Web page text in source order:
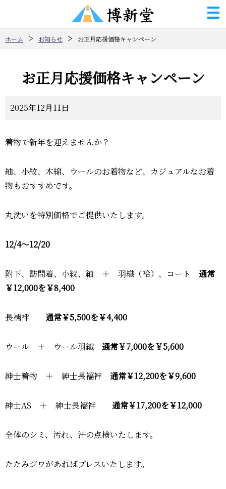
ホーム お知らせ お正月応援価格キャンペーン
お正月応援価格キャンペーン
2025年12月11日
着物で新年を迎えませんか？
紬、小紋、木綿、ウールのお着物など、カジュアルなお着
物もおすすめです。
丸洗いを特別価格でご提供いたします。
12/4～12/20
附下、訪問着、小紋、紬 ＋ 羽織（袷）、コート 通常
￥12,000を￥8,400
長襦袢 通常￥5,500を￥4,400
ウール ＋ ウール羽織 通常￥7,000を￥5,600
紳士着物 ＋ 紳士長襦袢 通常￥12,200を￥9,600
紳士AS ＋ 紳士長襦袢 通常￥17,200を￥12,000
全体のシミ、汚れ、汗の点検いたします。
たたみジワがあればプレスいたします。